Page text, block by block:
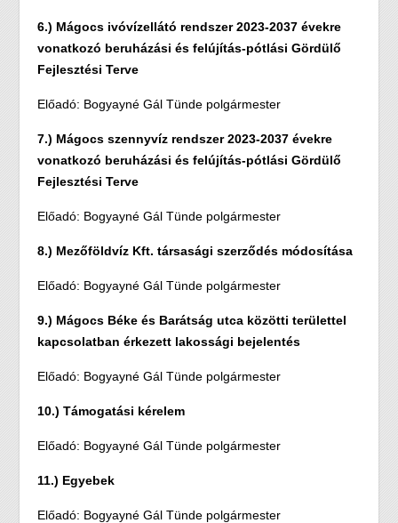
6.) Mágocs ivóvízellátó rendszer 2023-2037 évekre
vonatkozó beruházási és felújítás-pótlási Gördülő
Fejlesztési Terve
Előadó: Bogyayné Gál Tünde polgármester
7.) Mágocs szennyvíz rendszer 2023-2037 évekre
vonatkozó beruházási és felújítás-pótlási Gördülő
Fejlesztési Terve
Előadó: Bogyayné Gál Tünde polgármester
8.) Mezőföldvíz Kft. társasági szerződés módosítása
Előadó: Bogyayné Gál Tünde polgármester
9.) Mágocs Béke és Barátság utca közötti területtel
kapcsolatban érkezett lakossági bejelentés
Előadó: Bogyayné Gál Tünde polgármester
10.) Támogatási kérelem
Előadó: Bogyayné Gál Tünde polgármester
11.) Egyebek
Előadó: Bogyayné Gál Tünde polgármester